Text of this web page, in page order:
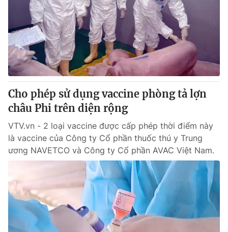
Cơ quan chủ quản: Đài Truyền hình Việt Nam
Cơ quan báo chí:Thời báo VTV
Giấy phép hoạt động báo in và báo điện tử số 483/GP-BTTTT
cấp ngày 29/12/2023
Tổng Biên tập:Vũ Thanh Thủy
Phó Tổng Biên tập:Nguyễn Thị Mỹ Hạnh, Phạm Quốc Thắng,
Nguyễn Trọng Ninh
024.38 355 931 - 024.38 355 932
Ðiện thoại Thời báo VTV:024.66 897 897
Email: toasoan@vtv.vn
Liên hệ quảng cáo:024-7300.7108
Cho phép sử dụng vaccine phòng tả lợn
châu Phi trên diện rộng
VTV.vn - 2 loại vaccine được cấp phép thời điểm này
là vaccine của Công ty Cổ phần thuốc thú y Trung
ương NAVETCO và Công ty Cổ phần AVAC Việt Nam.